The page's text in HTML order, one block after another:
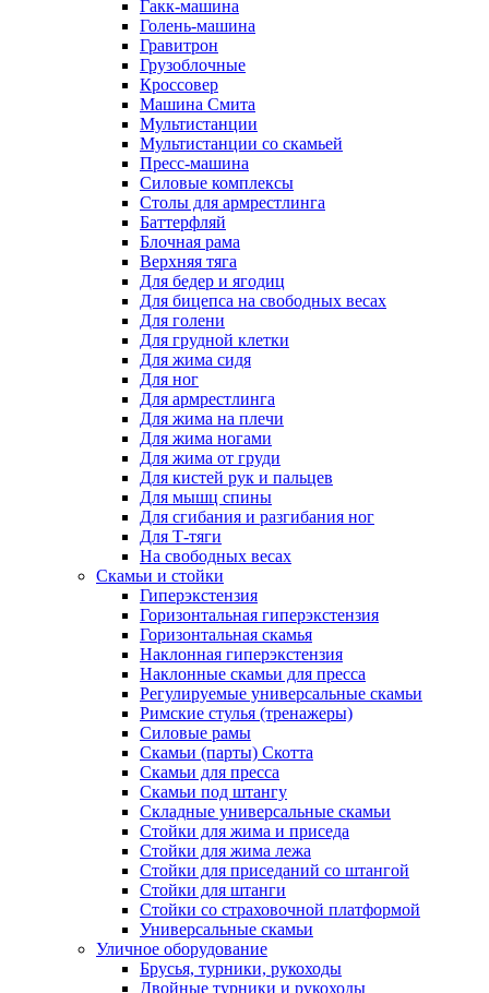
Гакк-машина
Голень-машина
Гравитрон
Грузоблочные
Кроссовер
Машина Смита
Мультистанции
Мультистанции со скамьей
Пресс-машина
Силовые комплексы
Столы для армрестлинга
Баттерфляй
Блочная рама
Верхняя тяга
Для бедер и ягодиц
Для бицепса на свободных весах
Для голени
Для грудной клетки
Для жима сидя
Для ног
Для армрестлинга
Для жима на плечи
Для жима ногами
Для жима от груди
Для кистей рук и пальцев
Для мышц спины
Для сгибания и разгибания ног
Для Т-тяги
На свободных весах
Скамьи и стойки
Гиперэкстензия
Горизонтальная гиперэкстензия
Горизонтальная скамья
Наклонная гиперэкстензия
Наклонные скамьи для пресса
Регулируемые универсальные скамьи
Римские стулья (тренажеры)
Силовые рамы
Скамьи (парты) Скотта
Скамьи для пресса
Скамьи под штангу
Складные универсальные скамьи
Стойки для жима и приседа
Стойки для жима лежа
Стойки для приседаний со штангой
Стойки для штанги
Стойки со страховочной платформой
Универсальные скамьи
Уличное оборудование
Брусья, турники, рукоходы
Двойные турники и рукоходы